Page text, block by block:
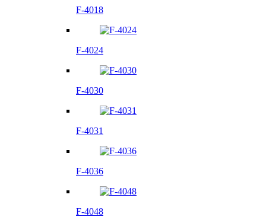
F-4018
F-4024
F-4030
F-4031
F-4036
F-4048